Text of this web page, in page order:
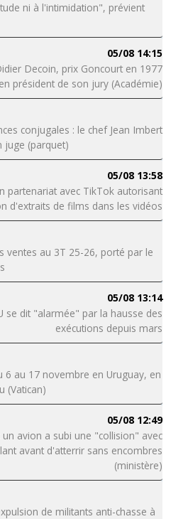
ni à l'intimidation", prévient
05/08 14:15
Decoin, prix Goncourt en 1977
président de son jury (Académie)
conjugales : le chef Jean Imbert
juge (parquet)
05/08 13:58
partenariat avec TikTok autorisant
d'extraits de films dans les vidéos
ventes au 3T 25-26, porté par le
05/08 13:14
se dit "alarmée" par la hausse des
exécutions depuis mars
6 au 17 novembre en Uruguay, en
(Vatican)
05/08 12:49
avion a subi une "collision" avec
avant d'atterrir sans encombres
(ministère)
de militants anti-chasse à